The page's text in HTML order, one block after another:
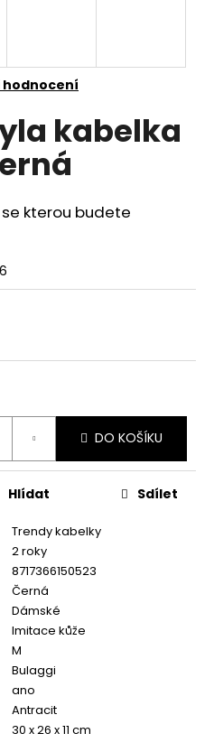
kabelka
kterou budete
DO KOŠÍKU
Trendy kabelky
2 roky
8717366150523
Černá
Dámské
Imitace kůže
M
Bulaggi
ano
Antracit
30 x 26 x 11 cm
Hlídat Sdílet